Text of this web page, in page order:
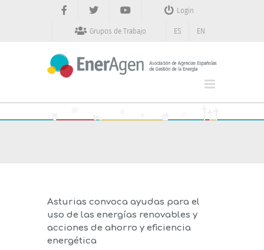
Login
Grupos de Trabajo ES EN
Asturias convoca ayudas para el
uso de las energías renovables y
acciones de ahorro y eficiencia
energética